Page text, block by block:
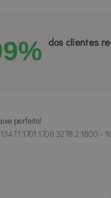
dos clientes
perfeito!
-